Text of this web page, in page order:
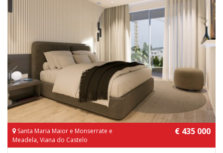
Santa Maria Maior e Monserrate e
Meadela, Viana do Castelo
€ 435 000